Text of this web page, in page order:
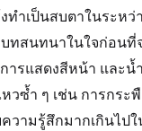
ทำเป็นสบตาในระห
ทสนทนาในใจก่อนที่
ารแสดงสีหน้า และน้
หวซ้ำ ๆ เช่น การกระ
วามรู้สึกมากเกินไป